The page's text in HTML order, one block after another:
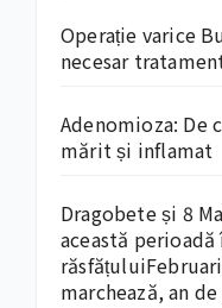
Operație varice
necesar
Adenomioza: De
mărit și inflamat
Dragobete și 8
această
marchează, an de